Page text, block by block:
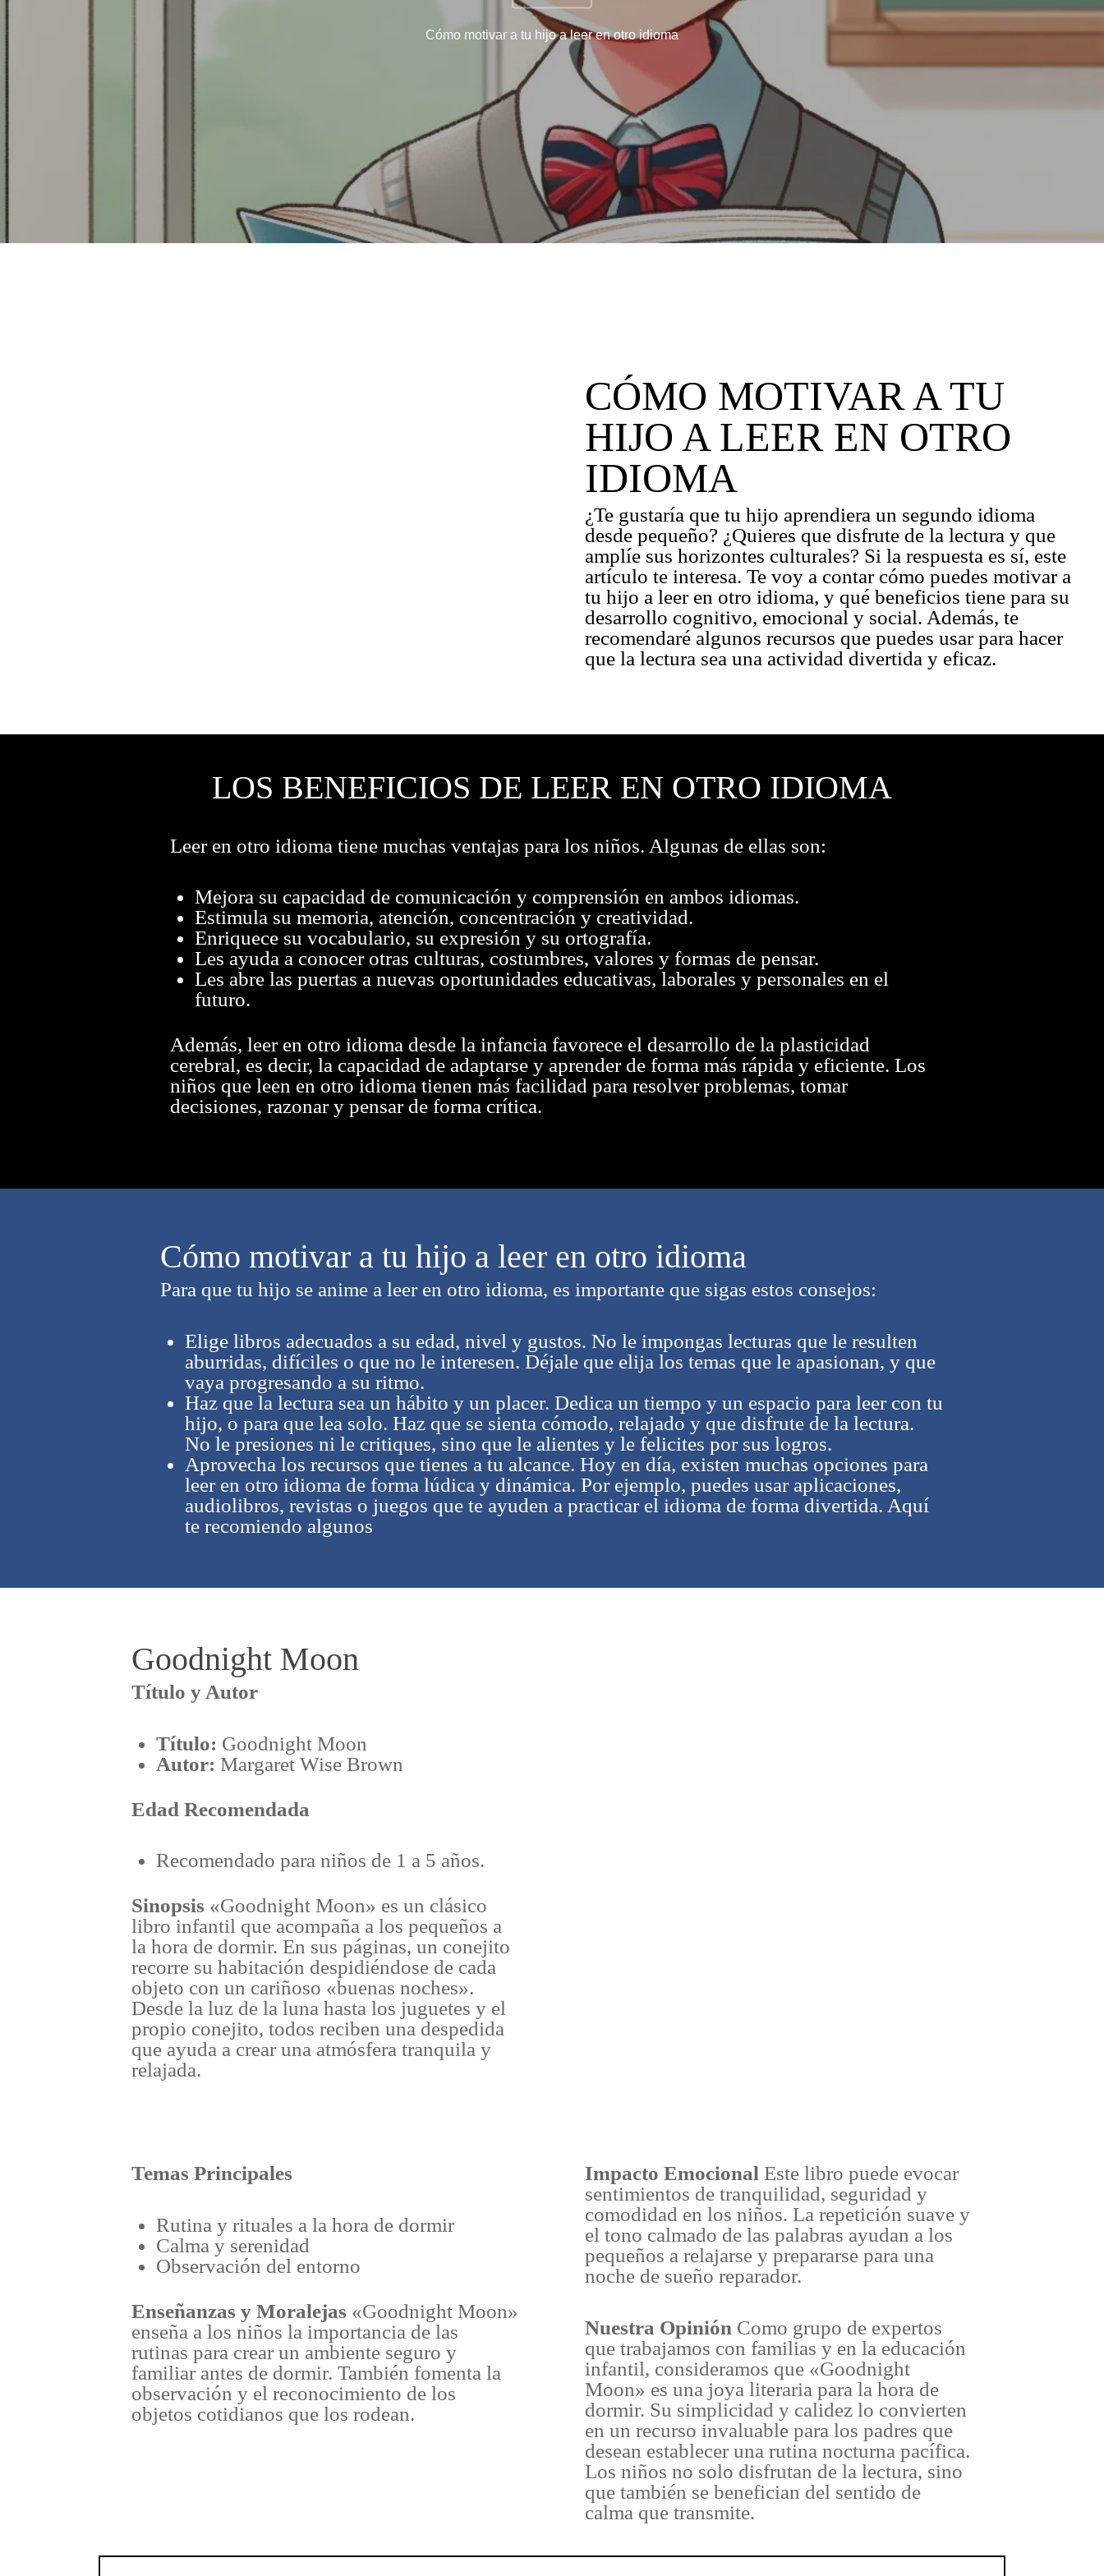
Cómo motivar a tu hijo a leer en otro idioma
CÓMO MOTIVAR A TU
HIJO A LEER EN OTRO
IDIOMA
¿Te gustaría que tu hijo aprendiera un segundo idioma
desde pequeño? ¿Quieres que disfrute de la lectura y que
amplíe sus horizontes culturales? Si la respuesta es sí, este
artículo te interesa. Te voy a contar cómo puedes motivar a
tu hijo a leer en otro idioma, y qué beneficios tiene para su
desarrollo cognitivo, emocional y social. Además, te
recomendaré algunos recursos que puedes usar para hacer
que la lectura sea una actividad divertida y eficaz.
LOS BENEFICIOS DE LEER EN OTRO IDIOMA
Leer en otro idioma tiene muchas ventajas para los niños. Algunas de ellas son:
Mejora su capacidad de comunicación y comprensión en ambos idiomas.
Estimula su memoria, atención, concentración y creatividad.
Enriquece su vocabulario, su expresión y su ortografía.
Les ayuda a conocer otras culturas, costumbres, valores y formas de pensar.
Les abre las puertas a nuevas oportunidades educativas, laborales y personales en el
futuro.
Además, leer en otro idioma desde la infancia favorece el desarrollo de la plasticidad
cerebral, es decir, la capacidad de adaptarse y aprender de forma más rápida y eficiente. Los
niños que leen en otro idioma tienen más facilidad para resolver problemas, tomar
decisiones, razonar y pensar de forma crítica.
Cómo motivar a tu hijo a leer en otro idioma
Para que tu hijo se anime a leer en otro idioma, es importante que sigas estos consejos:
Elige libros adecuados a su edad, nivel y gustos. No le impongas lecturas que le resulten
aburridas, difíciles o que no le interesen. Déjale que elija los temas que le apasionan, y que
vaya progresando a su ritmo.
Haz que la lectura sea un hábito y un placer. Dedica un tiempo y un espacio para leer con tu
hijo, o para que lea solo. Haz que se sienta cómodo, relajado y que disfrute de la lectura.
No le presiones ni le critiques, sino que le alientes y le felicites por sus logros.
Aprovecha los recursos que tienes a tu alcance. Hoy en día, existen muchas opciones para
leer en otro idioma de forma lúdica y dinámica. Por ejemplo, puedes usar aplicaciones,
audiolibros, revistas o juegos que te ayuden a practicar el idioma de forma divertida. Aquí
te recomiendo algunos
Goodnight Moon
Título y Autor
Título: Goodnight Moon
Autor: Margaret Wise Brown
Edad Recomendada
Recomendado para niños de 1 a 5 años.
Sinopsis «Goodnight Moon» es un clásico
libro infantil que acompaña a los pequeños a
la hora de dormir. En sus páginas, un conejito
recorre su habitación despidiéndose de cada
objeto con un cariñoso «buenas noches».
Desde la luz de la luna hasta los juguetes y el
propio conejito, todos reciben una despedida
que ayuda a crear una atmósfera tranquila y
relajada.
Temas Principales
Rutina y rituales a la hora de dormir
Calma y serenidad
Observación del entorno
Enseñanzas y Moralejas «Goodnight Moon»
enseña a los niños la importancia de las
rutinas para crear un ambiente seguro y
familiar antes de dormir. También fomenta la
observación y el reconocimiento de los
objetos cotidianos que los rodean.
Impacto Emocional Este libro puede evocar
sentimientos de tranquilidad, seguridad y
comodidad en los niños. La repetición suave y
el tono calmado de las palabras ayudan a los
pequeños a relajarse y prepararse para una
noche de sueño reparador.
Nuestra Opinión Como grupo de expertos
que trabajamos con familias y en la educación
infantil, consideramos que «Goodnight
Moon» es una joya literaria para la hora de
dormir. Su simplicidad y calidez lo convierten
en un recurso invaluable para los padres que
desean establecer una rutina nocturna pacífica.
Los niños no solo disfrutan de la lectura, sino
que también se benefician del sentido de
calma que transmite.